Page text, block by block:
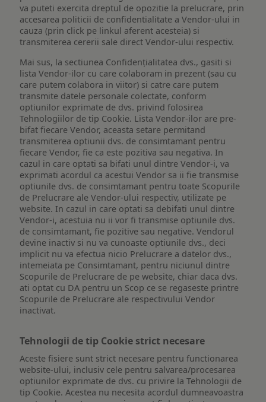
va puteti exercita dreptul de opozitie la prelucrare, prin
accesarea politicii de confidentialitate a Vendor-ului in
cauza (prin click pe linkul aferent acesteia) si
transmiterea cererii sale direct Vendor-ului respectiv.
Mai sus, la sectiunea Confidențialitatea dvs., gasiti si
lista Vendor-ilor cu care colaboram in prezent (sau cu
care putem colabora in viitor) si catre care putem
transmite datele personale colectate, conform
optiunilor exprimate de dvs. privind folosirea
Tehnologiilor de tip Cookie. Lista Vendor-ilor are pre-
bifat fiecare Vendor, aceasta setare permitand
transmiterea optiunii dvs. de consimtamant pentru
fiecare Vendor, fie ca este pozitiva sau negativa. In
cazul in care optati sa bifati unul dintre Vendor-i, va
exprimati acordul ca acestui Vendor sa ii fie transmise
optiunile dvs. de consimtamant pentru toate Scopurile
de Prelucrare ale Vendor-ului respectiv, utilizate pe
website. In cazul in care optati sa debifati unul dintre
Vendor-i, acestuia nu ii vor fi transmise optiunile dvs.
de consimtamant, fie pozitive sau negative. Vendorul
devine inactiv si nu va cunoaste optiunile dvs., deci
implicit nu va efectua nicio Prelucrare a datelor dvs.,
intemeiata pe Consimtamant, pentru niciunul dintre
Scopurile de Prelucrare de pe website, chiar daca dvs.
ati optat cu DA pentru un Scop ce se regaseste printre
Scopurile de Prelucrare ale respectivului Vendor
inactivat.
Tehnologii de tip Cookie strict necesare
Aceste fisiere sunt strict necesare pentru functionarea
website-ului, inclusiv cele pentru salvarea/procesarea
optiunilor exprimate de dvs. cu privire la Tehnologii de
tip Cookie. Acestea nu necesita acordul dumneavoastra